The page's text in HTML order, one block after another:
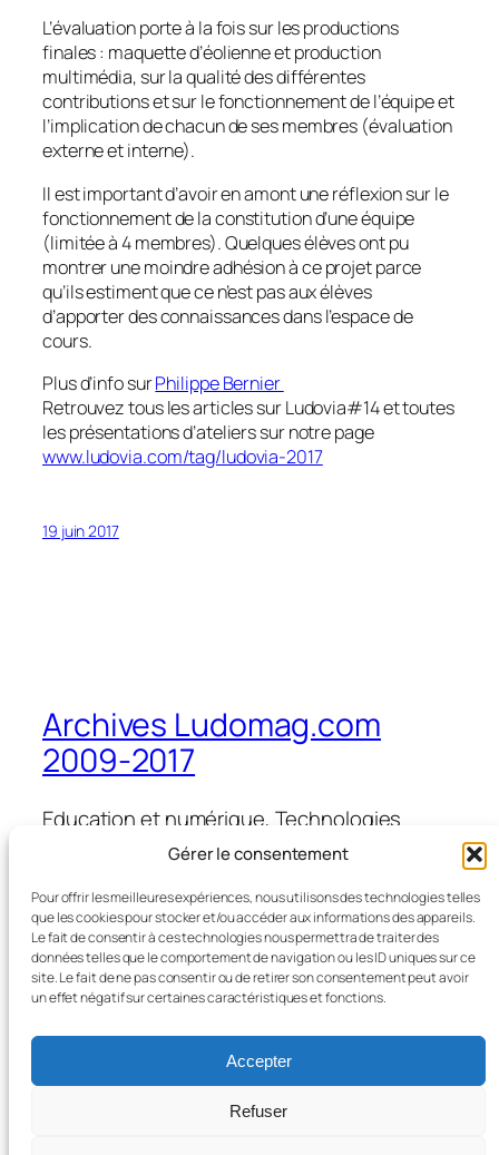
Gérer le consentement
Pour offrir les meilleures expériences, nous utilisons des technologies telles
que les cookies pour stocker et/ou accéder aux informations des appareils.
Le fait de consentir à ces technologies nous permettra de traiter des
données telles que le comportement de navigation ou les ID uniques sur ce
site. Le fait de ne pas consentir ou de retirer son consentement peut avoir
un effet négatif sur certaines caractéristiques et fonctions.
Accepter
Refuser
L’évaluation porte à la fois sur les productions
finales : maquette d’éolienne et production
multimédia, sur la qualité des différentes
contributions et sur le fonctionnement de l’équipe et
l’implication de chacun de ses membres (évaluation
externe et interne).
Il est important d’avoir en amont une réflexion sur le
fonctionnement de la constitution d’une équipe
(limitée à 4 membres). Quelques élèves ont pu
montrer une moindre adhésion à ce projet parce
qu’ils estiment que ce n’est pas aux élèves
d’apporter des connaissances dans l’espace de
cours.
Plus d’info surPhilippe Bernier
Retrouvez tous les articles sur Ludovia#14 et toutes
les présentations d’ateliers sur notre page
www.ludovia.com/tag/ludovia-2017
19 juin 2017
Archives Ludomag.com
2009-2017
Education et numérique, Technologies
d'Apprentissage, e-learning, serious games,
et formation
Blog
À propos
FAQ
Évènements
Boutique
Compositions
Thèmes